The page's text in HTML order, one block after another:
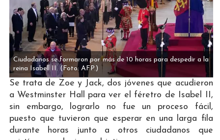
Ciudadanos se formaron por más de 10 horas para despedir a la
reina Isabell II. (Foto: AFP.)
Se trata de Zoe y Jack, dos jóvenes que acudieron
a Westminster Hall para ver el féretro de Isabel II,
sin embargo, lograrlo no fue un proceso fácil,
puesto que tuvieron que esperar en una larga fila
durante horas junto a otros ciudadanos que